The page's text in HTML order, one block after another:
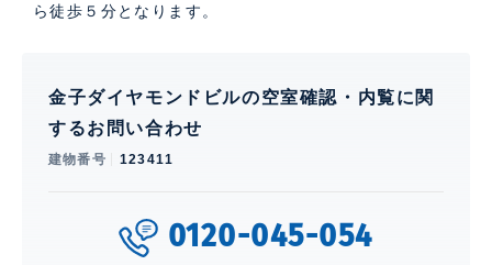
ら徒歩５分となります。
金子ダイヤモンドビルの空室確認・内覧に関
するお問い合わせ
建物番号 123411
0120-045-054